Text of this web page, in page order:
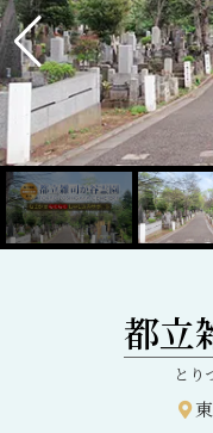
都立
とり